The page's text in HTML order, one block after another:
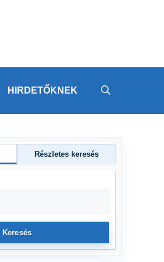
HIRDETŐKNEK
Részletes keresés
Keresés